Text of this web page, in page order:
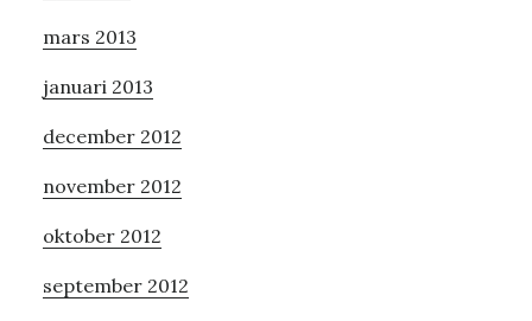
mars 2013
januari 2013
december 2012
november 2012
oktober 2012
september 2012